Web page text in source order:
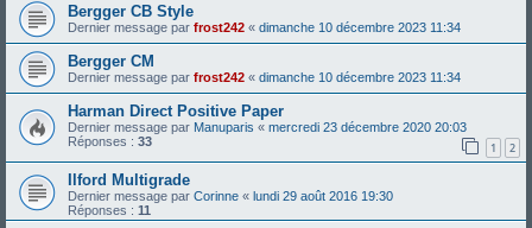
Bergger CB Style
Dernier message par frost242 « dimanche 10 décembre 2023 11:34
Bergger CM
Dernier message par frost242 « dimanche 10 décembre 2023 11:34
Harman Direct Positive Paper
Dernier message par Manuparis « mercredi 23 décembre 2020 20:03
Réponses : 33 1 2
Ilford Multigrade
Dernier message par Corinne « lundi 29 août 2016 19:30
Réponses : 11